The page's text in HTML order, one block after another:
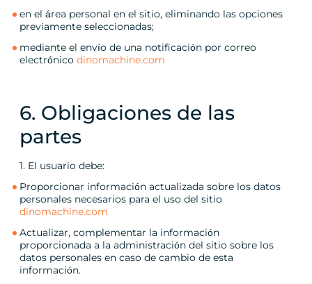
en el área personal en el sitio, eliminando las opciones
previamente seleccionadas;
mediante el envío de una notificación por correo
electrónico dinomachine.com
6. Obligaciones de las
partes
1. El usuario debe:
Proporcionar información actualizada sobre los datos
personales necesarios para el uso del sitio
dinomachine.com
Actualizar, complementar la información
proporcionada a la administración del sitio sobre los
datos personales en caso de cambio de esta
información.